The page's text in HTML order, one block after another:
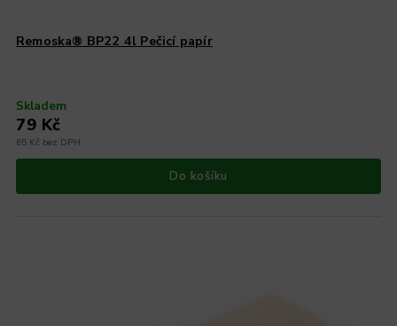
Remoska® BP22 4l Pečicí papír
Skladem
65 Kč bez DPH
79 Kč
Do košíku